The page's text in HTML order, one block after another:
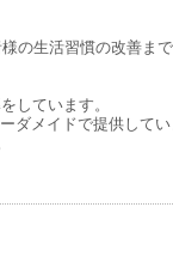
の生活習慣の改善ま
しています。
ダメイドで提供してい